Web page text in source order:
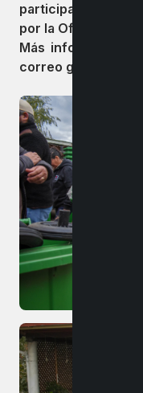
participar e
por la Oficina de
Más información
correo